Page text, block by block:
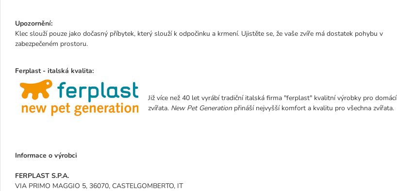
Upozornění:
Klec slouží pouze jako dočasný příbytek, který slouží k odpočinku a krmení. Ujistěte se, že vaše zvíře má dostatek pohybu v
zabezpečeném prostoru.
Ferplast - italská kvalita:
Již více než 40 let vyrábí tradiční italská firma "ferplast" kvalitní výrobky pro domácí
zvířata. New Pet Generation přináší nejvyšší komfort a kvalitu pro všechna zvířata.
Informace o výrobci
FERPLAST S.P.A.
VIA PRIMO MAGGIO 5, 36070, CASTELGOMBERTO, IT